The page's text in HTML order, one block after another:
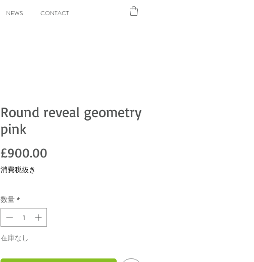
NEWS CONTACT
Round reveal geometry
pink
£900.00
消費税抜き
数量 *
在庫なし